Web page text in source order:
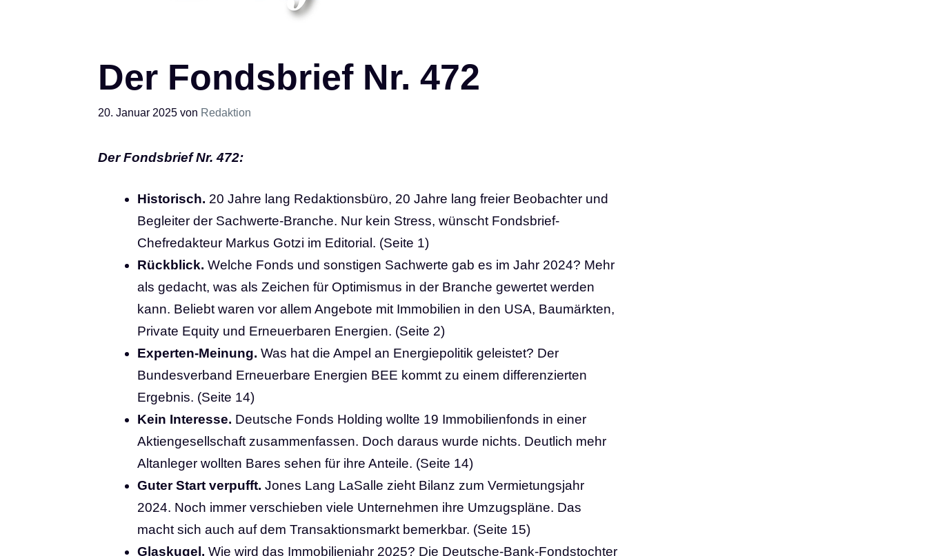
Der Fondsbrief Nr. 472
20. Januar 2025 von Redaktion
Der Fondsbrief Nr.472:
Historisch. 20 Jahre lang Redaktionsbüro, 20 Jahre lang freier Beobachter und
Begleiter der Sachwerte-Branche. Nur kein Stress, wünscht Fondsbrief-
Chefredakteur Markus Gotzi im Editorial. (Seite 1)
Rückblick. Welche Fonds und sonstigen Sachwerte gab es im Jahr 2024? Mehr
als gedacht, was als Zeichen für Optimismus in der Branche gewertet werden
kann. Beliebt waren vor allem Angebote mit Immobilien in den USA, Baumärkten,
Private Equity und Erneuerbaren Energien. (Seite 2)
Experten-Meinung. Was hat die Ampel an Energiepolitik geleistet? Der
Bundesverband Erneuerbare Energien BEE kommt zu einem differenzierten
Ergebnis. (Seite 14)
Kein Interesse. Deutsche Fonds Holding wollte 19 Immobilienfonds in einer
Aktiengesellschaft zusammenfassen. Doch daraus wurde nichts. Deutlich mehr
Altanleger wollten Bares sehen für ihre Anteile. (Seite 14)
Guter Start verpufft. Jones Lang LaSalle zieht Bilanz zum Vermietungsjahr
2024. Noch immer verschieben viele Unternehmen ihre Umzugspläne. Das
macht sich auch auf dem Transaktionsmarkt bemerkbar. (Seite 15)
Glaskugel. Wie wird das Immobilienjahr 2025? Die Deutsche-Bank-Fondstochter